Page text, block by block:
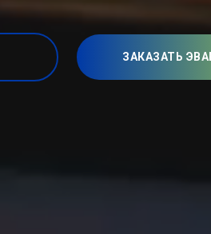
ЗАКАЗАТЬ